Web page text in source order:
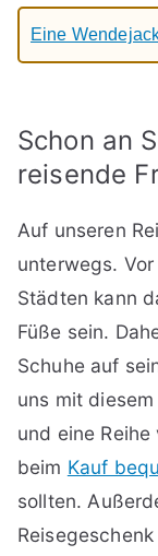
Eine
Schon an
reisende
Auf unseren
unterwegs.
Städten kann
Füße sein.
Schuhe auf
uns mit
und eine
beim Kauf
sollten.